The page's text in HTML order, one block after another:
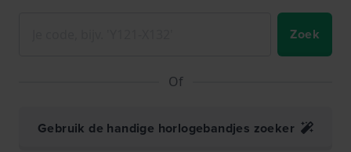
Zoek
Of
Gebruik de handige horlogebandjes zoeker